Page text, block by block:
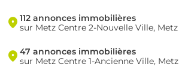
112 annonces immobilières
sur Metz Centre 2-Nouvelle Ville, Metz
47 annonces immobilières
sur Metz Centre 1-Ancienne Ville, Metz